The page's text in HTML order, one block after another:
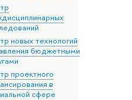
новых технологий
бюджетными
проектного
в
сфере